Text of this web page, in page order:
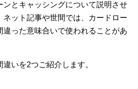
ンとキャッシングについて説明させ
ネット記事や世間では、カードロー
違った意味合いで使われることがあ
いを2つご紹介します。